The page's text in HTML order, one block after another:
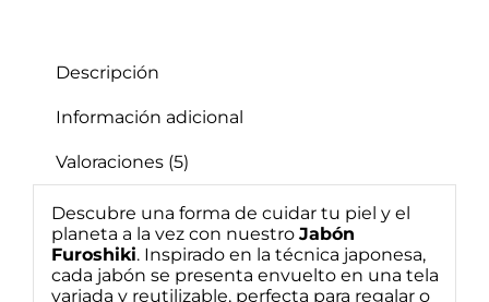
Descripción
Información adicional
Valoraciones (5)
Descubre una forma de cuidar tu piel y el
planeta a la vez con nuestro Jabón
Furoshiki. Inspirado en la técnica japonesa,
cada jabón se presenta envuelto en una tela
variada y reutilizable, perfecta para regalar o